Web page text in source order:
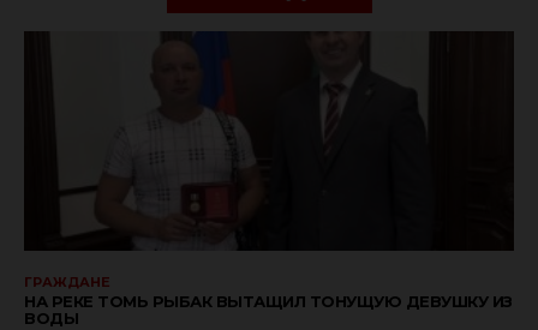
ГРАЖДАНЕ
НА РЕКЕ ТОМЬ РЫБАК ВЫТАЩИЛ ТОНУЩУЮ ДЕВУШКУ ИЗ
ВОДЫ